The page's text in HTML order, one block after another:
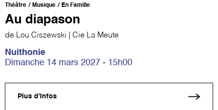
Théâtre Musique En Famille
Au diapason
de Lou Ciszewski | Cie La Meute
Nuithonie
Dimanche 14 mars 2027 - 15h00
Plus d'infos